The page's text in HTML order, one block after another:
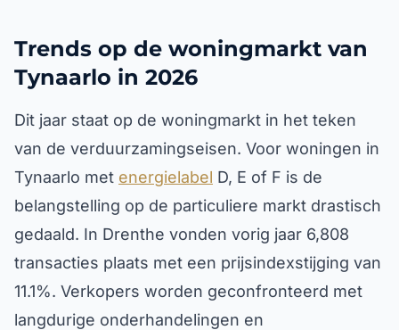
Trends op de woningmarkt van
Tynaarlo in 2026
Dit jaar staat op de woningmarkt in het teken
van de verduurzamingseisen. Voor woningen in
Tynaarlo met energielabel D, E of F is de
belangstelling op de particuliere markt drastisch
gedaald. In Drenthe vonden vorig jaar 6,808
transacties plaats met een prijsindexstijging van
11.1%. Verkopers worden geconfronteerd met
langdurige onderhandelingen en